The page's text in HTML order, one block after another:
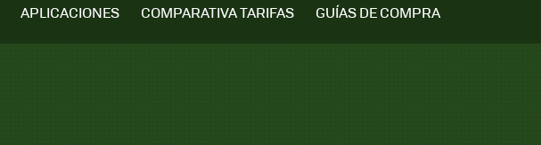
APLICACIONES COMPARATIVA TARIFAS
GUÍAS DE COMPRA